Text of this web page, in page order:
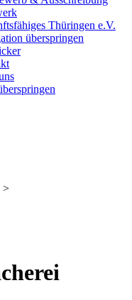
Thüringen e.V.
überspringen
>